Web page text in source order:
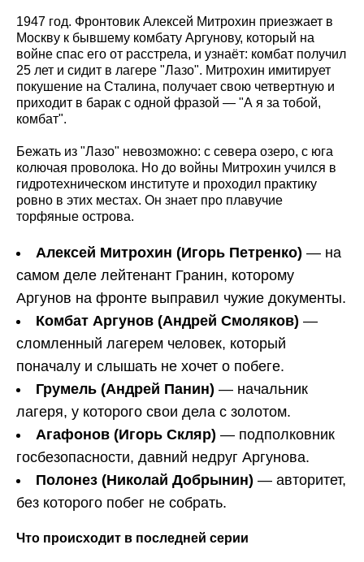
1947 год. Фронтовик Алексей Митрохин приезжает в
Москву к бывшему комбату Аргунову, который на
войне спас его от расстрела, и узнаёт: комбат получил
25 лет и сидит в лагере "Лазо". Митрохин имитирует
покушение на Сталина, получает свою четвертную и
приходит в барак с одной фразой — "А я за тобой,
комбат".
Бежать из "Лазо" невозможно: с севера озеро, с юга
колючая проволока. Но до войны Митрохин учился в
гидротехническом институте и проходил практику
ровно в этих местах. Он знает про плавучие
торфяные острова.
Алексей Митрохин (Игорь Петренко) — на
самом деле лейтенант Гранин, которому
Аргунов на фронте выправил чужие документы.
Комбат Аргунов (Андрей Смоляков) —
сломленный лагерем человек, который
поначалу и слышать не хочет о побеге.
Грумель (Андрей Панин) — начальник
лагеря, у которого свои дела с золотом.
Агафонов (Игорь Скляр) — подполковник
госбезопасности, давний недруг Аргунова.
Полонез (Николай Добрынин) — авторитет,
без которого побег не собрать.
Что происходит в последней серии